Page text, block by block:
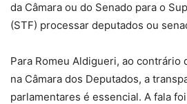
da Câmara ou do Senado para o
(STF) processar deputados ou
Para Romeu Aldigueri, ao contrário
na Câmara dos Deputados, a
parlamentares é essencial. A fala